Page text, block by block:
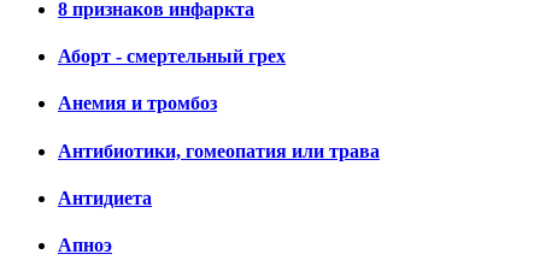
8 признаков инфаркта
Аборт - смертельный грех
Анемия и тромбоз
Антибиотики, гомеопатия или трава
Антидиета
Апноэ